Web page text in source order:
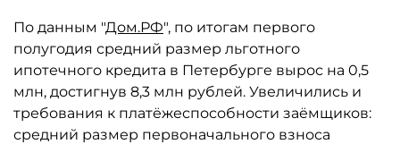
По данным "Дом.РФ", по итогам первого
полугодия средний размер льготного
ипотечного кредита в Петербурге вырос на 0,5
млн, достигнув 8,3 млн рублей. Увеличились и
требования к платёжеспособности заёмщиков:
средний размер первоначального взноса